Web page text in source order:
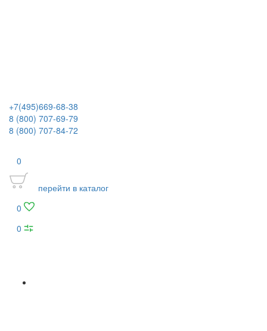
+7(495)669-68-38
8 (800) 707-69-79
8 (800) 707-84-72
0
перейти в каталог
0
0